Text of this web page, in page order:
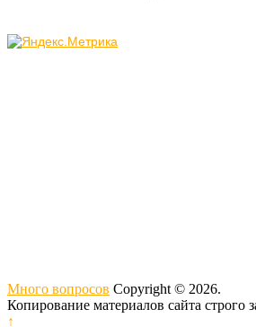
Много вопросов Copyright © 2026.
Копирование материалов сайта строго
↑